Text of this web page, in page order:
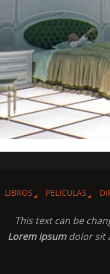
LIBROS PELICULAS
This text can be
Lorem ipsumdolor sit